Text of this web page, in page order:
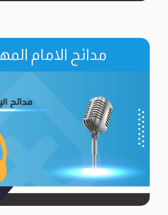
مدائح الامام